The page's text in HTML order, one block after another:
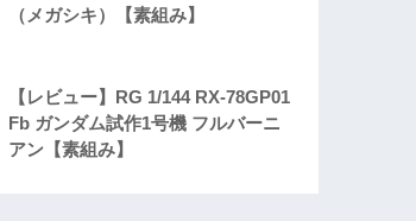
（メガシキ）【素組み】
【レビュー】RG 1/144 RX-78GP01
Fb ガンダム試作1号機 フルバーニ
アン【素組み】